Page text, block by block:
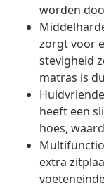
worden
zorgt voor
stevigheid
matras is
heeft een
hoes,
extra